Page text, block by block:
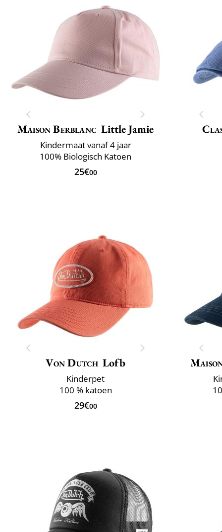
Maison Berblanc Little Jamie
Kindermaat vanaf 4 jaar
100% Biologisch Katoen
25€00
Von Dutch Lofb
Kinderpet
100 % katoen
29€00